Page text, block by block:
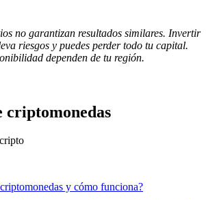
no garantizan resultados similares. Invertir
riesgos y puedes perder todo tu capital.
dependen de tu región.
criptomonedas
y cómo funciona?